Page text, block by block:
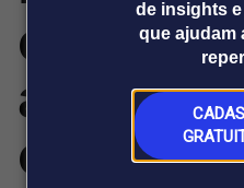
de insights
que ajudam
Sobre nós
Prêmio Broadcast
Analistas
Agências de
comunicação
em
a pele